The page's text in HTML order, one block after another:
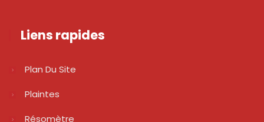
Liens rapides
Plan Du Site
Plaintes
Résomètre